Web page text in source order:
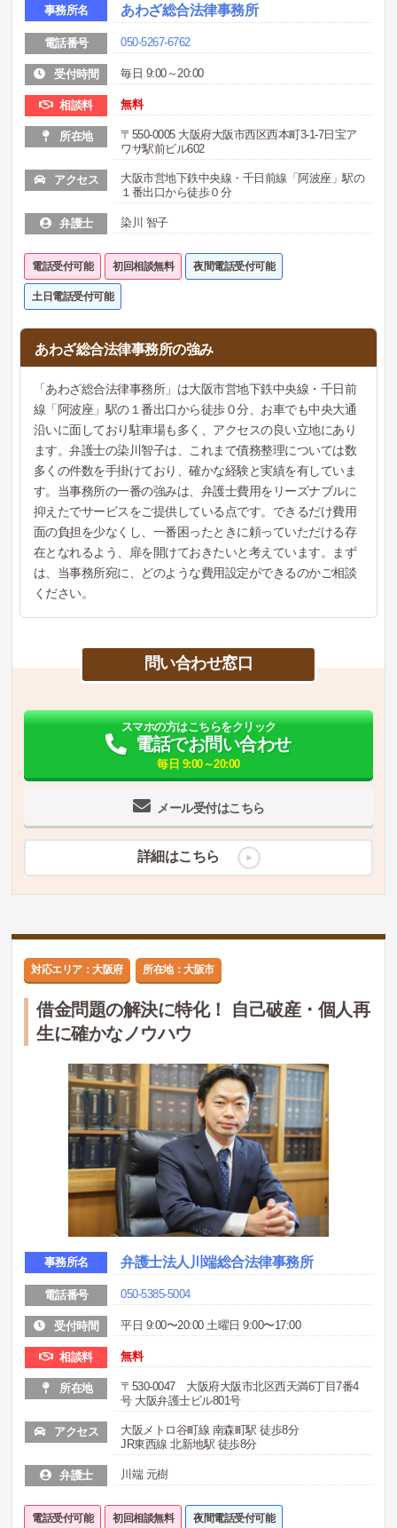
事務所名 あわざ総合法律事務所
電話番号 050-5267-6762
受付時間 毎日 9:00～20:00
相談料 無料
所在地
〒550-0005 大阪府大阪市西区西本町3-1-7日宝ア
ワザ駅前ビル602
アクセス
大阪市営地下鉄中央線・千日前線「阿波座」駅の
１番出口から徒歩０分
弁護士 染川 智子
電話受付可能 初回相談無料 夜間電話受付可能
土日電話受付可能
あわざ総合法律事務所の強み
「あわざ総合法律事務所」は大阪市営地下鉄中央線・千日前
線「阿波座」駅の１番出口から徒歩０分、お車でも中央大通
沿いに面しており駐車場も多く、アクセスの良い立地にあり
ます。弁護士の染川智子は、これまで債務整理については数
多くの件数を手掛けており、確かな経験と実績を有していま
す。当事務所の一番の強みは、弁護士費用をリーズナブルに
抑えたでサービスをご提供している点です。できるだけ費用
面の負担を少なくし、一番困ったときに頼っていただける存
在となれるよう、扉を開けておきたいと考えています。まず
は、当事務所宛に、どのような費用設定ができるのかご相談
ください。
問い合わせ窓口
メール受付はこちら
スマホの方はこちらをクリック
電話でお問い合わせ
毎日 9:00～20:00
詳細はこちら
対応エリア：大阪府 所在地：大阪市
借金問題の解決に特化！ 自己破産・個人再
生に確かなノウハウ
事務所名 弁護士法人川端総合法律事務所
電話番号 050-5385-5004
受付時間 平日 9:00〜20:00 土曜日 9:00〜17:00
相談料 無料
所在地
〒530-0047 大阪府大阪市北区西天満6丁目7番4
号 大阪弁護士ビル801号
アクセス
大阪メトロ谷町線 南森町駅 徒歩8分
JR東西線 北新地駅 徒歩8分
弁護士 川端 元樹
電話受付可能 初回相談無料 夜間電話受付可能